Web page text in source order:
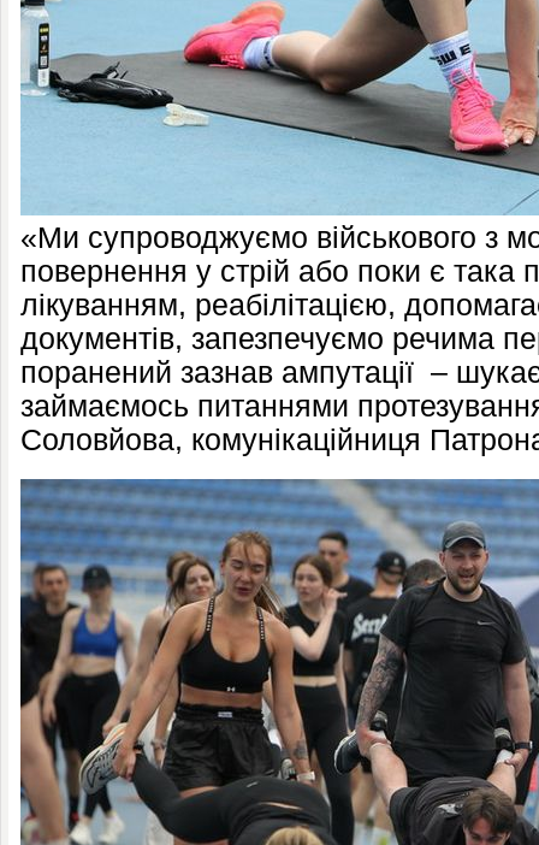
«Ми супроводжуємо військового з
повернення у стрій або поки є така
лікуванням, реабілітацією,
документів, запезпечуємо речима
поранений зазнав ампутації –
займаємось питаннями
Соловйова, комунікаційниця